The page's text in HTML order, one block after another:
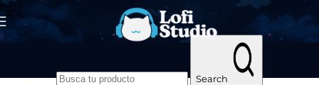
Skip to navigation Skip to main content
Search